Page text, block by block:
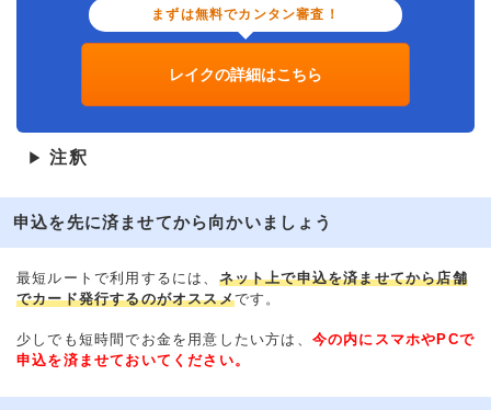
まずは無料でカンタン審査！
レイクの詳細はこちら
▶ 注釈
申込を先に済ませてから向かいましょう
最短ルートで利用するには、 ネット上で申込を済ませてから店舗
でカード発行するのがオススメです。
少しでも短時間でお金を用意したい方は、 今の内にスマホやPCで
申込を済ませておいてください。